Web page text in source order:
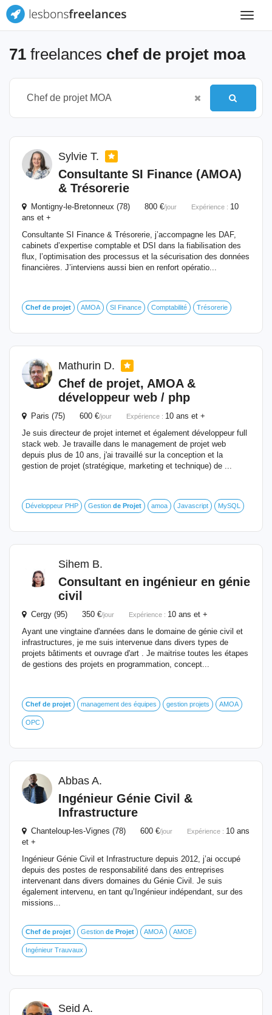
Toggle
71 freelances chef de projet moa
Sylvie T.
Consultante SI Finance (AMOA)
& Trésorerie
Montigny-le-Bretonneux (78) 800 €/jour Expérience : 10
ans et +
Consultante SI Finance & Trésorerie, j’accompagne les DAF,
cabinets d’expertise comptable et DSI dans la fiabilisation des
flux, l’optimisation des processus et la sécurisation des données
financières. J’interviens aussi bien en renfort opératio...
Chef de projet AMOA SI Finance Comptabilité Trésorerie
Mathurin D.
Chef de projet, AMOA &
développeur web / php
Paris (75) 600 €/jour Expérience : 10 ans et +
Je suis directeur de projet internet et également développeur full
stack web. Je travaille dans le management de projet web
depuis plus de 10 ans, j'ai travaillé sur la conception et la
gestion de projet (stratégique, marketing et technique) de ...
Développeur PHP Gestion de Projet amoa Javascript MySQL
Sihem B.
Consultant en ingénieur en génie
civil
Cergy (95) 350 €/jour Expérience : 10 ans et +
Ayant une vingtaine d'années dans le domaine de génie civil et
infrastructures, je me suis intervenue dans divers types de
projets bâtiments et ouvrage d'art . Je maitrise toutes les étapes
de gestions des projets en programmation, concept...
Chef de projet management des équipes gestion projets AMOA
OPC
Abbas A.
Ingénieur Génie Civil &
Infrastructure
Chanteloup-les-Vignes (78) 600 €/jour Expérience : 10 ans
et +
Ingénieur Génie Civil et Infrastructure depuis 2012, j’ai occupé
depuis des postes de responsabilité dans des entreprises
intervenant dans divers domaines du Génie Civil. Je suis
également intervenu, en tant qu’Ingénieur indépendant, sur des
missions...
Chef de projet Gestion de Projet AMOA AMOE
Ingénieur Trauvaux
Seid A.